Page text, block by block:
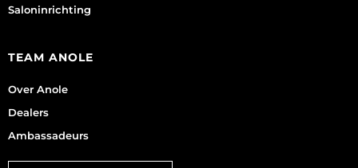
Saloninrichting
TEAM ANOLE
Over Anole
Dealers
Ambassadeurs